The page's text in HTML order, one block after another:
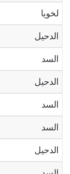
لخويا
الدحيل
السد
الدحيل
السد
السد
الدحيل